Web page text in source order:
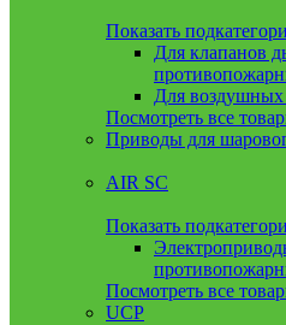
Показать
Для клапанов
Для воздушных
Посмотреть все
Приводы для
AIR SC
Показать
Посмотреть все
UCP